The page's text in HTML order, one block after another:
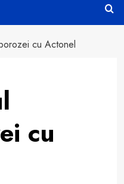
cu Actonel
cu